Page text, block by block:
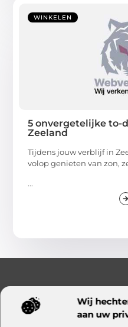
Wij
aan uw
WINKELEN
5 onvergetelijke to-
Zeeland
Tijdens jouw verblijf in
volop genieten van zon,
...